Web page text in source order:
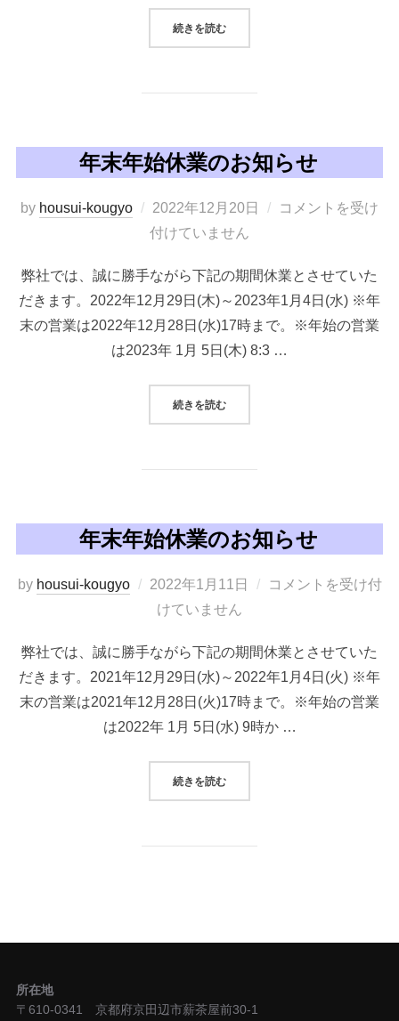
続きを読む“年末年始休業のお知らせ”
年末年始休業のお知らせ
by housui-kougyo
投
稿
2022年12月20日
コメントを受け
付けていません
弊社では、誠に勝手ながら下記の期間休業とさせていた
だきます。2022年12月29日(木)～2023年1月4日(水) ※年
末の営業は2022年12月28日(水)17時まで。※年始の営業
は2023年 1月 5日(木) 8:3 …
続きを読む“年末年始休業のお知らせ”
年末年始休業のお知らせ
by housui-kougyo
投
稿
2022年1月11日
コメントを受け付
けていません
弊社では、誠に勝手ながら下記の期間休業とさせていた
だきます。2021年12月29日(水)～2022年1月4日(火) ※年
末の営業は2021年12月28日(火)17時まで。※年始の営業
は2022年 1月 5日(水) 9時か …
続きを読む“年末年始休業のお知らせ”
所在地
〒610-0341 京都府京田辺市薪茶屋前30-1